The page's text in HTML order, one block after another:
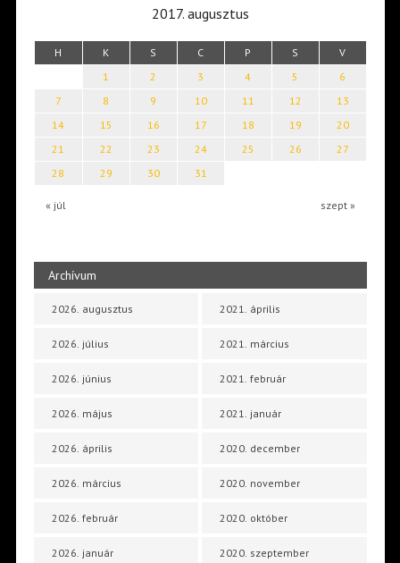
2017. augusztus
H K S C P S V
« júl szept »
1 2 3 4 5
6
7
8 9 10 11 12
13
14
15 16 17 18 19
20
21
22 23 24 25 26
27
28
29 30 31
Archívum
2026. augusztus
2026. július
2026. június
2026. május
2026. április
2026. március
2026. február
2026. január
2021. április
2021. március
2021. február
2021. január
2020. december
2020. november
2020. október
2020. szeptember